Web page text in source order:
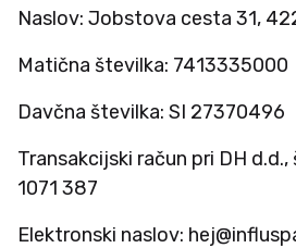
Naslov: Jobstova cesta 31,
Matična številka: 7413335000
Davčna številka: SI 27370496
Transakcijski račun pri DH
1071 387
Elektronski naslov: